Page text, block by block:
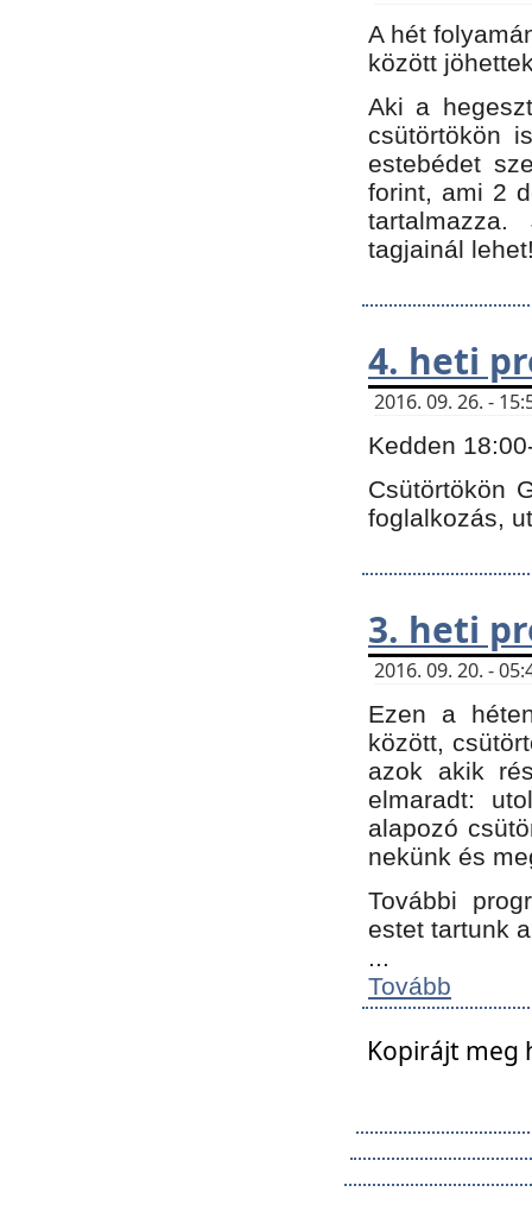
A hét
között
Aki a
csütörtökön
estebédet
forint, ami 2
tartalmazza.
tagjainál
4. heti
2016. 09. 26. -
Kedden
Csütörtökön
foglalkozás,
3. heti
2016. 09. 20. -
Ezen a
között,
azok akik
elmaradt:
alapozó
nekünk és
További
estet tartunk
...
Tovább
Kopirájt meg